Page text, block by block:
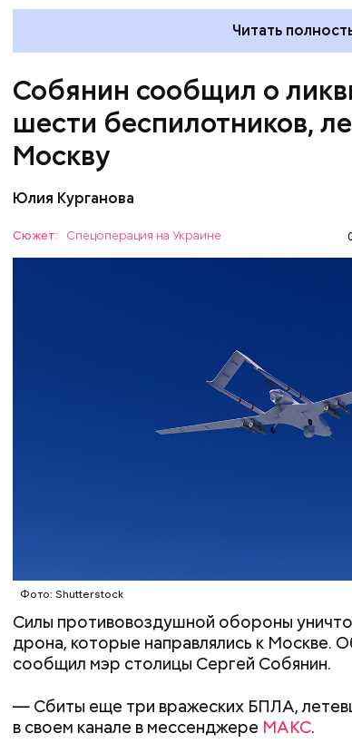
День сидения на
подоконниках: какие
и
Читать
Собянин сообщил о
шести беспилотников,
Москву
Юлия Курганова
Сюжет: Спецоперация на Украине
Фото: Shutterstock
Силы противовоздушной обороны
дрона, которые направлялись к Москве.
сообщил мэр столицы Сергей Собянин.
— Сбиты еще три вражеских БПЛА,
в своем канале в мессенджере МАКС.
За ночь средства ПВО сбили шесть
работают на месте падения обломков
МОСКВА